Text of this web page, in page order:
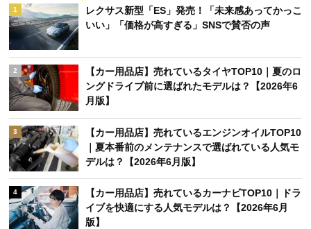
1
レクサス新型「ES」発売！「未来感あってかっこ
いい」「価格が高すぎる」SNSで賛否の声
2
【カー用品店】売れているタイヤTOP10｜夏のロ
ングドライブ前に選ばれたモデルは？【2026年6
月版】
3
【カー用品店】売れているエンジンオイルTOP10
｜夏本番前のメンテナンスで選ばれている人気モ
デルは？【2026年6月版】
4
【カー用品店】売れているカーナビTOP10｜ドラ
イブを快適にする人気モデルは？【2026年6月
版】